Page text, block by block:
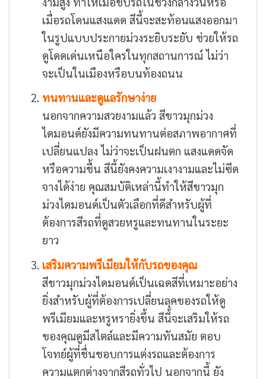
เมื่อรถโดนแสงแดด สีนี้จะสะท้อนแสงออกมา
ในรูปแบบประกายม่วงระยิบระยับ ช่วยให้รถ
ดูโดดเด่นเหนือใครในทุกสถานการณ์ ไม่ว่า
จะเป็นในเมืองหรือบนท้องถนน
ทนทานและดูแลรักษาง่าย
นอกจากความสวยงามแล้ว สีขาวมุกม่วง
ไดมอนด์ยังมีความทนทานต่อสภาพอากาศที่
เปลี่ยนแปลง ไม่ว่าจะเป็นฝนตก แสงแดดจัด
หรือความชื้น สีนี้ยังคงความเงางามและไม่ซีด
จางได้ง่าย คุณสมบัติเหล่านี้ทำให้สีขาวมุก
ม่วงไดมอนด์เป็นตัวเลือกที่ดีสำหรับผู้ที่
ต้องการสีรถที่ดูสวยหรูและทนทานในระยะ
ยาว
เสริมความพรีเมียมให้กับรถของคุณ
สีขาวมุกม่วงไดมอนด์เป็นเฉดสีที่เหมาะอย่าง
ยิ่งสำหรับผู้ที่ต้องการเปลี่ยนลุคของรถให้ดู
พรีเมียมและหรูหรายิ่งขึ้น สีนี้จะเสริมให้รถ
ของคุณดูมีสไตล์และมีความทันสมัย ตอบ
โจทย์ผู้ที่ชื่นชอบการแต่งรถและต้องการ
ความแตกต่างจากสีรถทั่วไป นอกจากนี้ ยัง